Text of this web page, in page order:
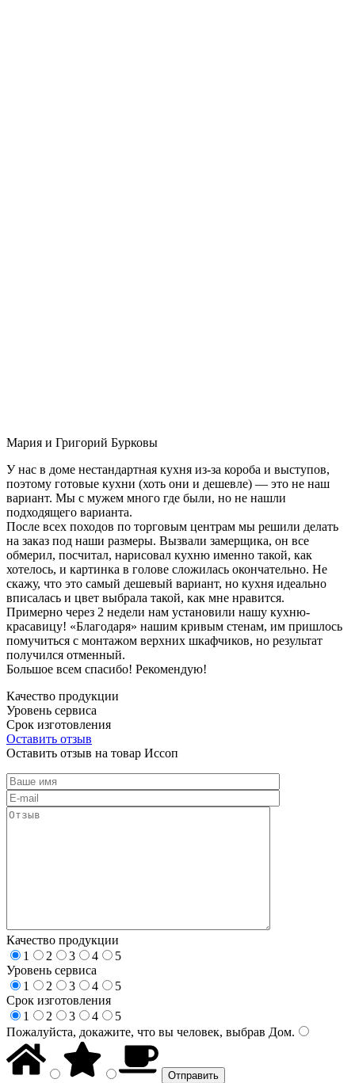
Мария и Григорий Бурковы
У нас в доме нестандартная кухня из-за короба и выступов,
поэтому готовые кухни (хоть они и дешевле) — это не наш
вариант. Мы с мужем много где были, но не нашли
подходящего варианта.
После всех походов по торговым центрам мы решили делать
на заказ под наши размеры. Вызвали замерщика, он все
обмерил, посчитал, нарисовал кухню именно такой, как
хотелось, и картинка в голове сложилась окончательно. Не
скажу, что это самый дешевый вариант, но кухня идеально
вписалась и цвет выбрала такой, как мне нравится.
Примерно через 2 недели нам установили нашу кухню-
красавицу! «Благодаря» нашим кривым стенам, им пришлось
помучиться с монтажом верхних шкафчиков, но результат
получился отменный.
Большое всем спасибо! Рекомендую!
Качество продукции
Уровень сервиса
Срок изготовления
Оставить отзыв
Оставить отзыв на товар Иссоп
Качество продукции
1
2 3 4
5
Уровень сервиса
1
2 3 4
5
Срок изготовления
1
2 3 4
5
Пожалуйста, докажите, что вы человек, выбрав Дом.